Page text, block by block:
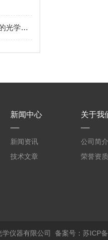
石英比色皿是一种怎样的光学器件呢
新闻中心
新闻资讯
技术文章
关于我
公司简介
荣誉资质
仪器有限公司 备案号：苏ICP